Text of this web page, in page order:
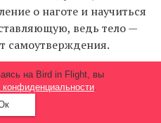
о наготе и научиться
ведь тело —
самоутверждения.
обнаженное
Я же считаю
на Bird in Flight, вы
конфиденциальности.